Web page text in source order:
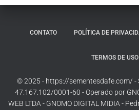
CONTATO POLÍTICA DE
TERMOS DE USO
© 2025 - https://sementesdafe.com/ -
47.167.102/0001-60 - Operado por
WEB LTDA - GNOMO DIGITAL MIDIA -